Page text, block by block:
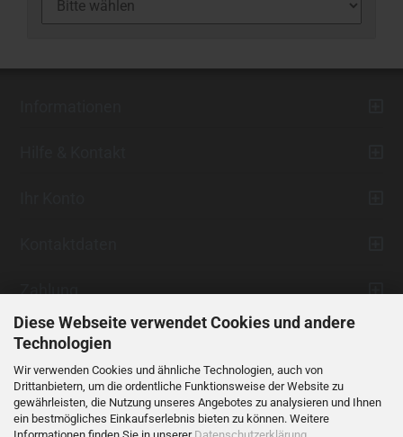
Diese Webseite verwendet Cookies und andere
Technologien
Wir verwenden Cookies und ähnliche Technologien, auch von
Drittanbietern, um die ordentliche Funktionsweise der Website zu
gewährleisten, die Nutzung unseres Angebotes zu analysieren und Ihnen
ein bestmögliches Einkaufserlebnis bieten zu können. Weitere
Zahlung
Vertrag widerrufen